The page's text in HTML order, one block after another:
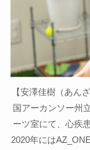
【安澤佳樹（あん
国アーカンソー州
ーツ室にて、心疾
2020年には